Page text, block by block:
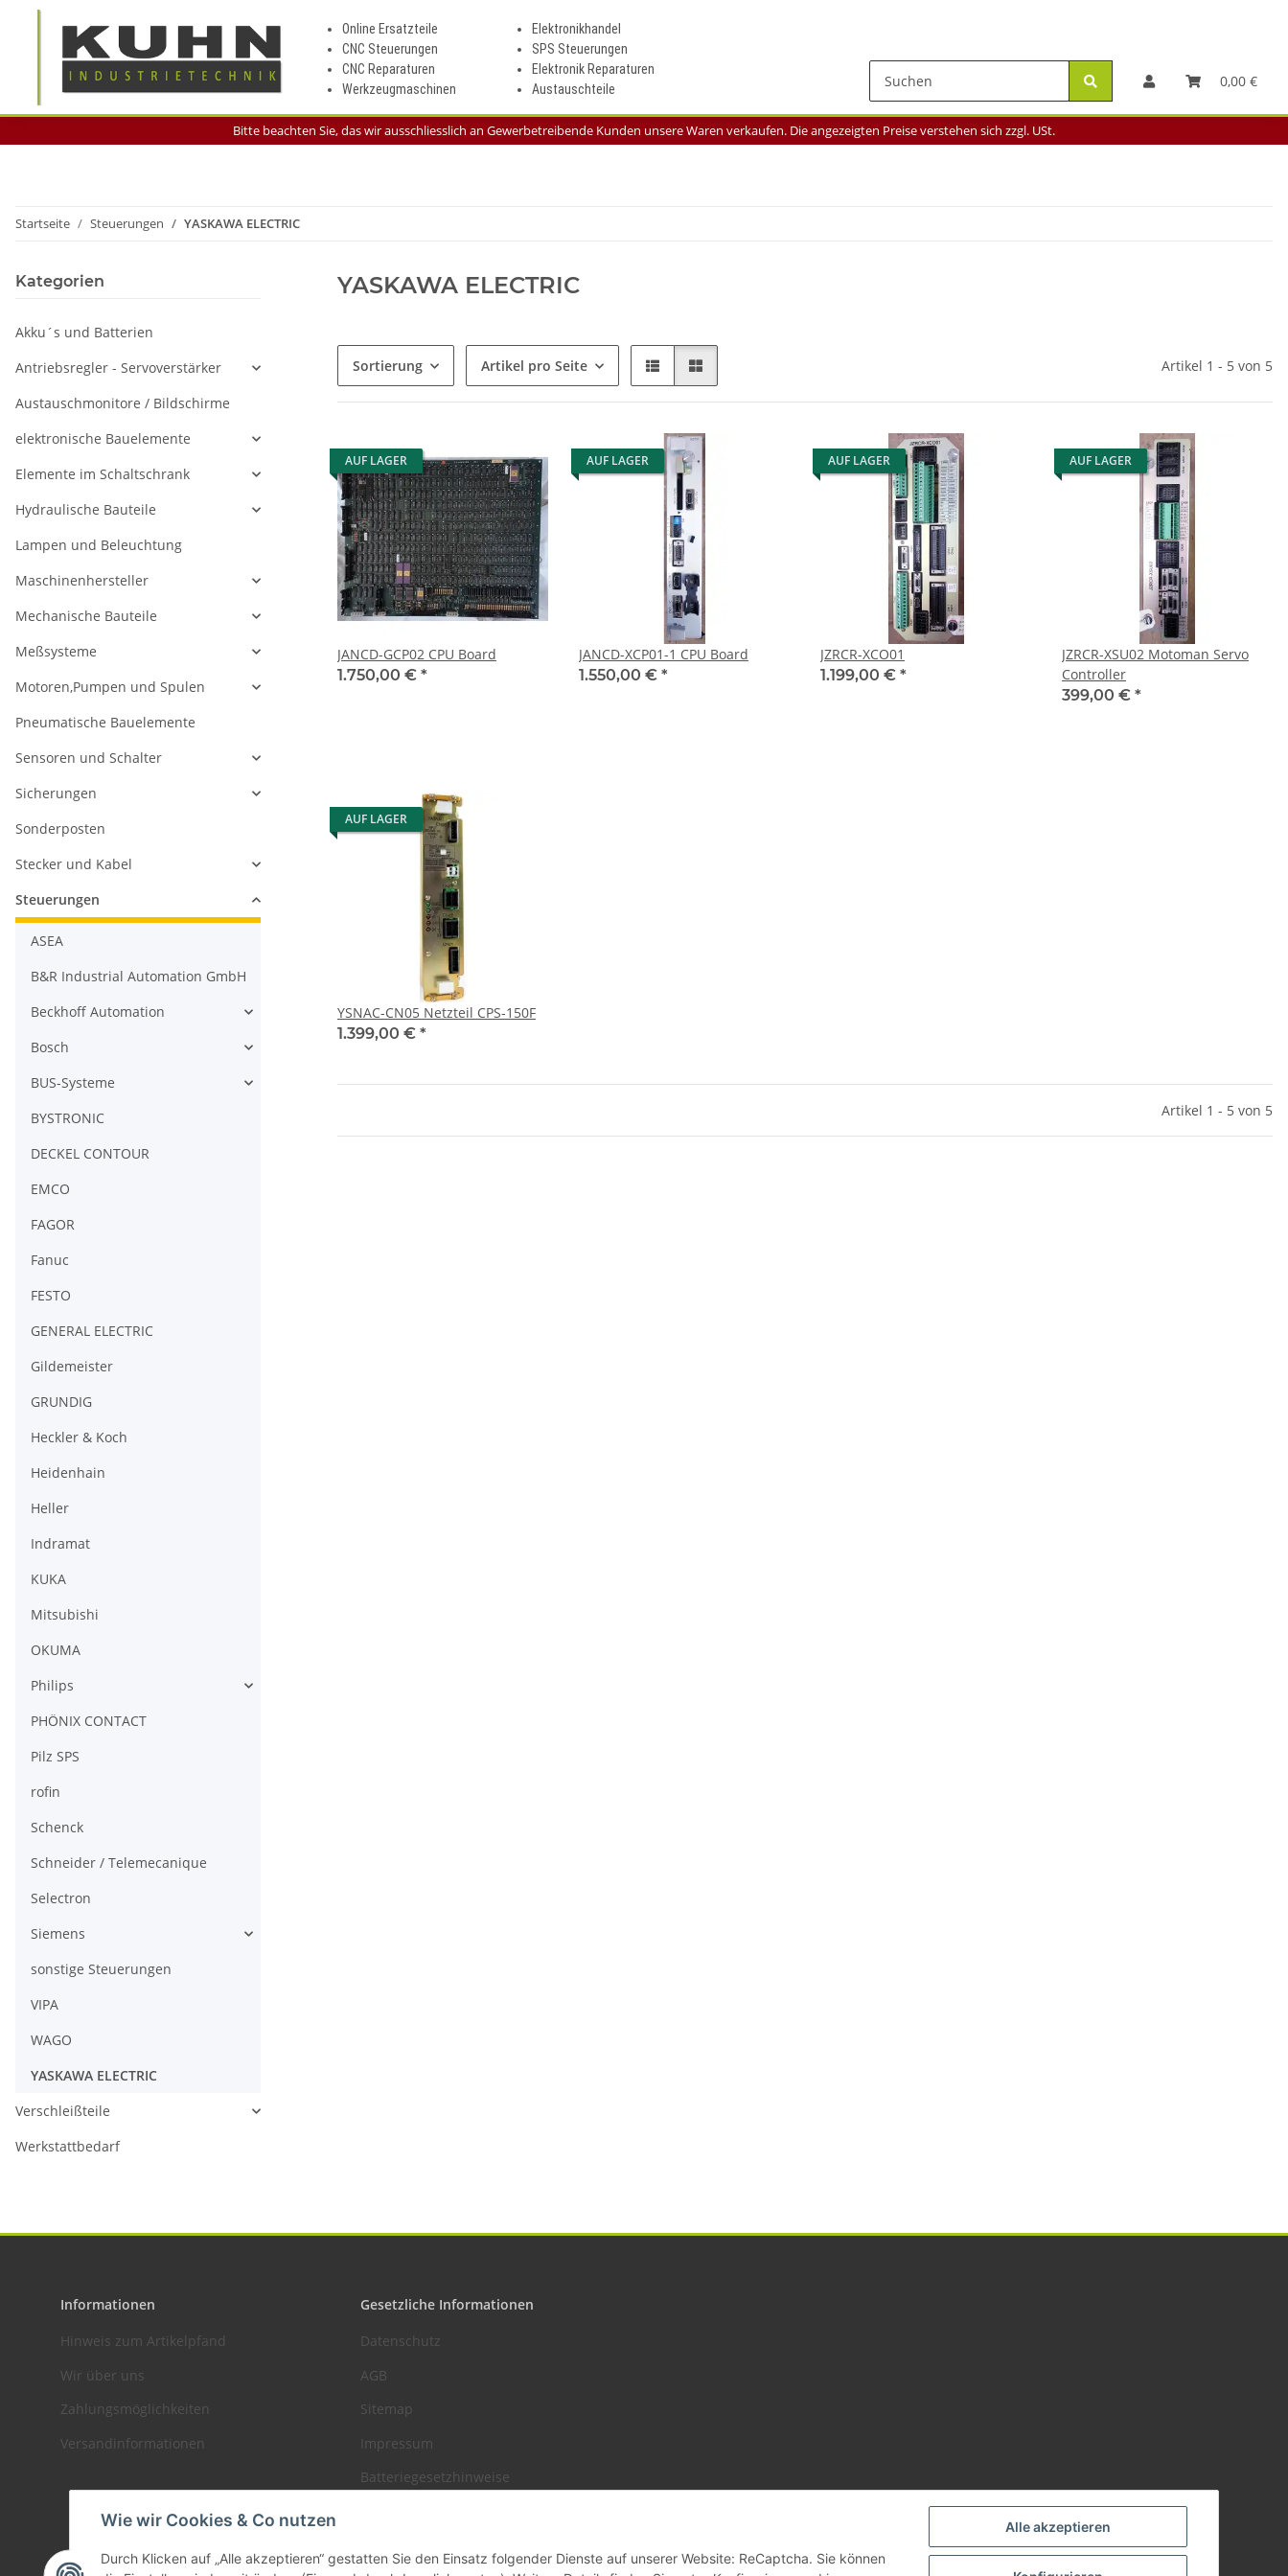
Alle akzeptieren
Wie wir Cookies & Co nutzen
Durch Klicken auf „Alle akzeptieren“ gestatten Sie den Einsatz folgender Dienste auf unserer Website: ReCaptcha. Sie können
Online Ersatzteile
CNC Steuerungen
CNC Reparaturen
Werkzeugmaschinen
Elektronikhandel
SPS Steuerungen
Elektronik Reparaturen
Austauschteile
0,00 €
Bitte beachten Sie, das wir ausschliesslich an Gewerbetreibende Kunden unsere Waren verkaufen. Die angezeigten Preise verstehen sich zzgl. USt.
Startseite Steuerungen YASKAWA ELECTRIC
YASKAWA ELECTRIC
Sortierung Artikel pro Seite Artikel 1 - 5 von 5
AUF LAGER
JANCD-GCP02 CPU Board
1.750,00 € *
AUF LAGER
JANCD-XCP01-1 CPU Board
1.550,00 € *
AUF LAGER
JZRCR-XCO01
1.199,00 € *
AUF LAGER
JZRCR-XSU02 Motoman Servo
Controller
399,00 € *
AUF LAGER
YSNAC-CN05 Netzteil CPS-150F
1.399,00 € *
Artikel 1 - 5 von 5
Kategorien
Akku´s und Batterien
Antriebsregler - Servoverstärker
Austauschmonitore / Bildschirme
elektronische Bauelemente
Elemente im Schaltschrank
Hydraulische Bauteile
Lampen und Beleuchtung
Maschinenhersteller
Mechanische Bauteile
Meßsysteme
Motoren,Pumpen und Spulen
Pneumatische Bauelemente
Sensoren und Schalter
Sicherungen
Sonderposten
Stecker und Kabel
Steuerungen
ASEA
B&R Industrial Automation GmbH
Beckhoff Automation
Bosch
BUS-Systeme
BYSTRONIC
DECKEL CONTOUR
EMCO
FAGOR
Fanuc
FESTO
GENERAL ELECTRIC
Gildemeister
GRUNDIG
Heckler & Koch
Heidenhain
Heller
Indramat
KUKA
Mitsubishi
OKUMA
Philips
PHÖNIX CONTACT
Pilz SPS
rofin
Schenck
Schneider / Telemecanique
Selectron
Siemens
sonstige Steuerungen
VIPA
WAGO
YASKAWA ELECTRIC
Verschleißteile
Werkstattbedarf
Informationen
Hinweis zum Artikelpfand
Wir über uns
Zahlungsmöglichkeiten
Versandinformationen
Gesetzliche Informationen
Datenschutz
AGB
Sitemap
Impressum
Batteriegesetzhinweise